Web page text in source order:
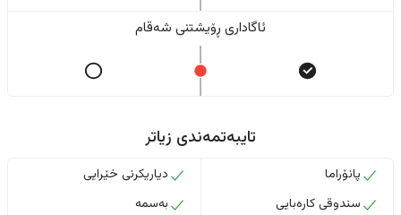
ئاگاداری ڕۆیشتنی شەقام
تایبەتمەندی زیاتر
پانۆراما
سندوقی کارەبایی
دیاریکرنی خێرایی
بەسمە